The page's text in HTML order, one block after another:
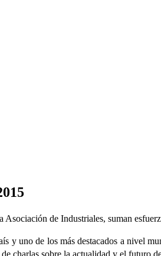
de Industriales, suman
uno de los más destacados a nivel
charlas sobre la actualidad y el futuro